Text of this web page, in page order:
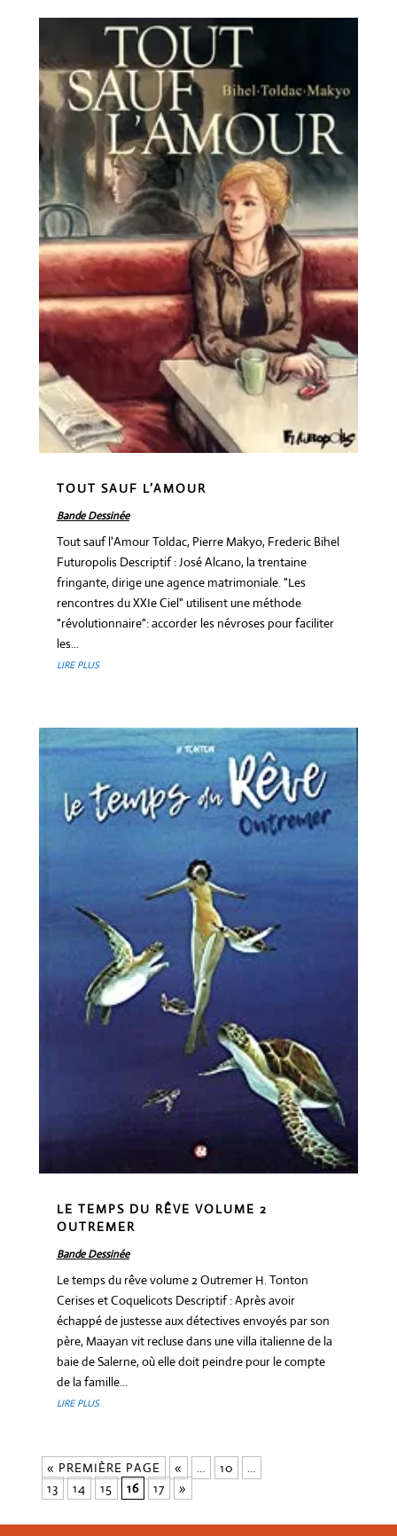
TOUT SAUF L’AMOUR
Bande Dessinée
Tout sauf l'Amour Toldac, Pierre Makyo, Frederic Bihel
Futuropolis Descriptif : José Alcano, la trentaine
fringante, dirige une agence matrimoniale. "Les
rencontres du XXIe Ciel" utilisent une méthode
"révolutionnaire": accorder les névroses pour faciliter
les...
LIRE PLUS
LE TEMPS DU RÊVE VOLUME 2
OUTREMER
Bande Dessinée
Le temps du rêve volume 2 Outremer H. Tonton
Cerises et Coquelicots Descriptif : Après avoir
échappé de justesse aux détectives envoyés par son
père, Maayan vit recluse dans une villa italienne de la
baie de Salerne, où elle doit peindre pour le compte
de la famille...
LIRE PLUS
« PREMIÈRE PAGE « 10
13
14 15 16 17 »